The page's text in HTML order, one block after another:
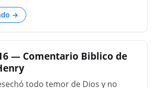
Caín...
ciertamente, (lo cual no es menos
lo representa como si hubiera
hasta que fue condenado:
Dios dejó de hablar con él,
del sentido de su presencia, se
a otra parte. y busca una nueva
pueda escapar de los ojos de
→
— Comentario Biblico de
todo temor de Dios y no